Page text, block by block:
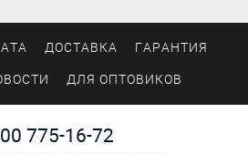
ДОСТАВКА ГАРАНТИЯ
ДЛЯ ОПТОВИКОВ
775-16-72